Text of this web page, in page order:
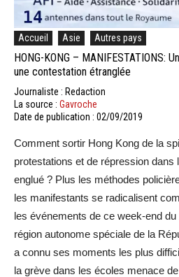
Accueil Asie Autres pays
HONG-KONG – MANIFESTATIONS:
une contestation étranglée
Journaliste : Redaction
La source : Gavroche
Date de publication : 02/09/2019
Comment sortir Hong Kong de la
protestations et de répression dans
englué ? Plus les méthodes
les manifestants se radicalisent
les événements de ce week-end
région autonome spéciale de la
a connu ses moments les plus
la grève dans les écoles menace